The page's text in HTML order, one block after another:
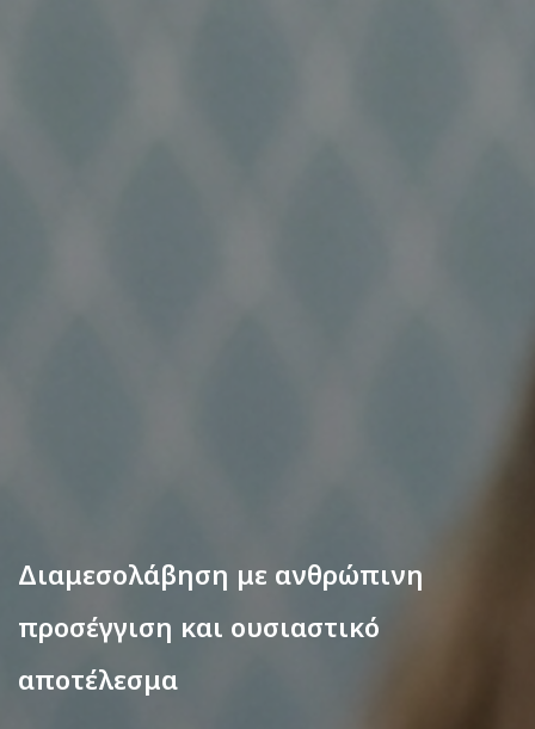
Διαμεσολάβηση με ανθρώπινη
προσέγγιση και ουσιαστικό
αποτέλεσμα